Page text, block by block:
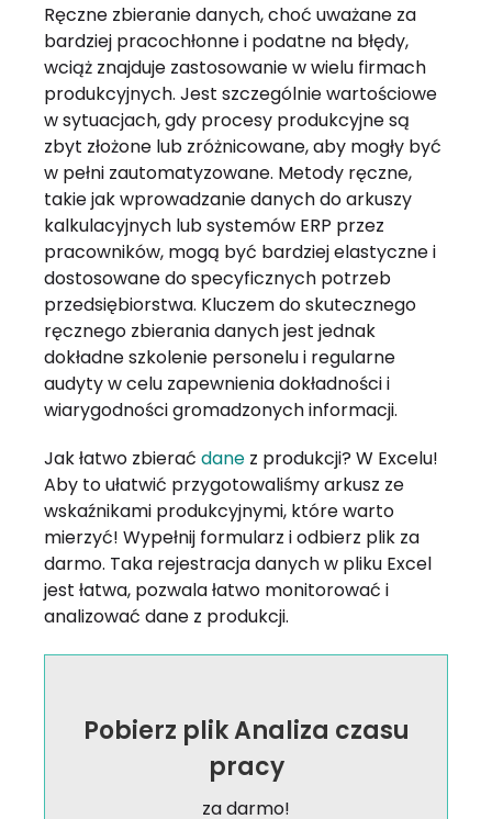
Ręczne zbieranie danych, choć uważane za
bardziej pracochłonne i podatne na błędy,
wciąż znajduje zastosowanie w wielu firmach
produkcyjnych. Jest szczególnie wartościowe
w sytuacjach, gdy procesy produkcyjne są
zbyt złożone lub zróżnicowane, aby mogły być
w pełni zautomatyzowane. Metody ręczne,
takie jak wprowadzanie danych do arkuszy
kalkulacyjnych lub systemów ERP przez
pracowników, mogą być bardziej elastyczne i
dostosowane do specyficznych potrzeb
przedsiębiorstwa. Kluczem do skutecznego
ręcznego zbierania danych jest jednak
dokładne szkolenie personelu i regularne
audyty w celu zapewnienia dokładności i
wiarygodności gromadzonych informacji.
Jak łatwo zbierać dane z produkcji? W Excelu!
Aby to ułatwić przygotowaliśmy arkusz ze
wskaźnikami produkcyjnymi, które warto
mierzyć! Wypełnij formularz i odbierz plik za
darmo. Taka rejestracja danych w pliku Excel
jest łatwa, pozwala łatwo monitorować i
analizować dane z produkcji.
Pobierz plik Analiza czasu
pracy
za darmo!